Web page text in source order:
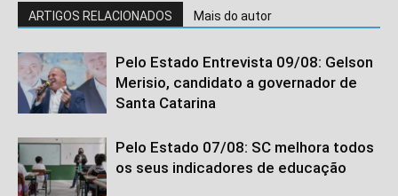
ARTIGOS RELACIONADOS Mais do autor
Pelo Estado Entrevista 09/08: Gelson
Merisio, candidato a governador de
Santa Catarina
Pelo Estado 07/08: SC melhora todos
os seus indicadores de educação